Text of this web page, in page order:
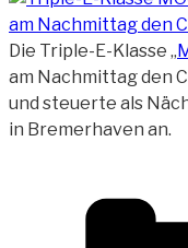
Die Triple-E-Klasse „
am Nachmittag den
und steuerte als
in Bremerhaven an.